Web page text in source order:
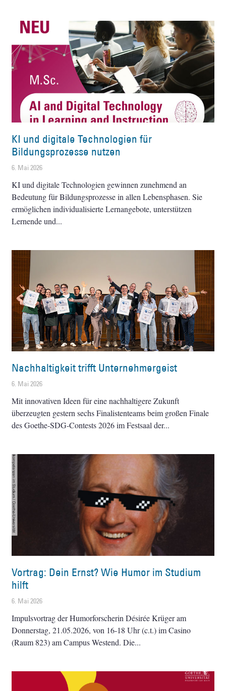
KI und digitale Technologien für
Bildungsprozesse nutzen
6. Mai 2026
KI und digitale Technologien gewinnen zunehmend an
Bedeutung für Bildungsprozesse in allen Lebensphasen. Sie
ermöglichen individualisierte Lernangebote, unterstützen
Lernende und
Nachhaltigkeit trifft Unternehmergeist
6. Mai 2026
Mit innovativen Ideen für eine nachhaltigere Zukunft
überzeugten gestern sechs Finalistenteams beim großen Finale
des Goethe-SDG-Contests 2026 im Festsaal der
Vortrag: Dein Ernst? Wie Humor im Studium
hilft
6. Mai 2026
Impulsvortrag der Humorforscherin Désirée Krüger am
Donnerstag, 21.05.2026, von 16-18 Uhr (c.t.) im Casino
(Raum 823) am Campus Westend. Die